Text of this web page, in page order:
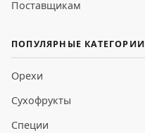
Поставщикам
ПОПУЛЯРНЫЕ КАТЕГОРИИ
Орехи
Сухофрукты
Специи